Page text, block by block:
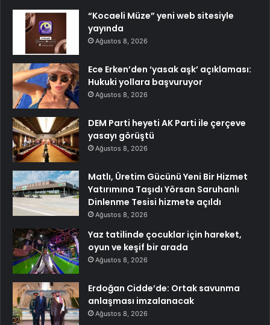
“Kocaeli Müze” yeni web sitesiyle
yayında
Ağustos 8, 2026
Ece Erken’den ‘yasak aşk’ açıklaması:
Hukuki yollara başvuruyor
Ağustos 8, 2026
DEM Parti heyeti AK Parti ile çerçeve
yasayı görüştü
Ağustos 8, 2026
Matlı, Üretim Gücünü Yeni Bir Hizmet
Yatırımına Taşıdı Yörsan Saruhanlı
Dinlenme Tesisi hizmete açıldı
Ağustos 8, 2026
Yaz tatilinde çocuklar için hareket,
oyun ve keşif bir arada
Ağustos 8, 2026
Erdoğan Cidde’de: Ortak savunma
anlaşması imzalanacak
Ağustos 8, 2026